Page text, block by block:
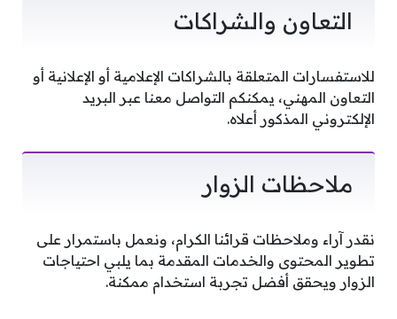
التعاون والشراكات
للاستفسارات المتعلقة بالشراكات الإعلامية أو الإعلانية أو
التعاون المهني، يمكنكم التواصل معنا عبر البريد
الإلكتروني المذكور أعلاه.
ملاحظات الزوار
نقدر آراء وملاحظات قرائنا الكرام، ونعمل باستمرار على
تطوير المحتوى والخدمات المقدمة بما يلبي احتياجات
الزوار ويحقق أفضل تجربة استخدام ممكنة.